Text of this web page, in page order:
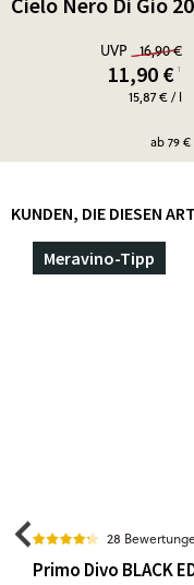
UVP 16,90 €
11,90 €¹
15,87 € / l
ab 79
KUNDEN, DIE DIESEN
Meravino-Tipp
28
Primo Divo BLACK